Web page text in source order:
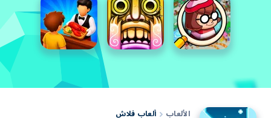
الألعاب ألعاب فلاش